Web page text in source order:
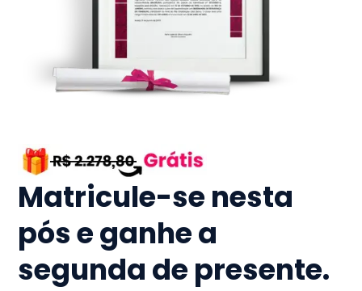
Matricule-se nesta
pós e ganhe a
segunda de presente.